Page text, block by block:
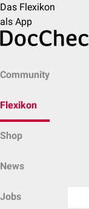
Das Flexikon
als App
Community
Flexikon
Shop
News
Jobs